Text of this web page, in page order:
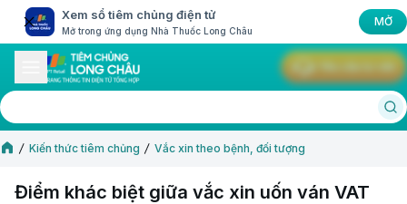
Xem sổ tiêm chủng điện tử
Mở trong ứng dụng Nhà Thuốc Long Châu
MỞ
Kiến thức tiêm chủng Vắc xin theo bệnh, đối tượng
Điểm khác biệt giữa vắc xin uốn ván VAT